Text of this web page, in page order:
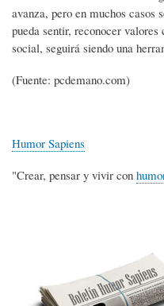
avanza, pero en muchos casos
pueda sentir, reconocer
social, seguirá siendo una
(Fuente: pcdemano.com)
Humor Sapiens
"Crear, pensar y vivir con